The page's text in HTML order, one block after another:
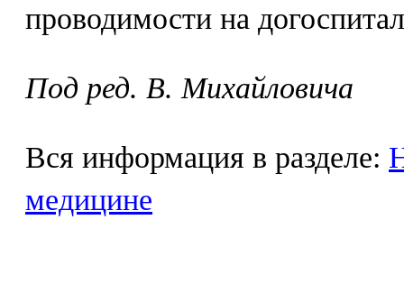
проводимости на
Под ред. В. Михайловича
Вся информация в разделе:
медицине